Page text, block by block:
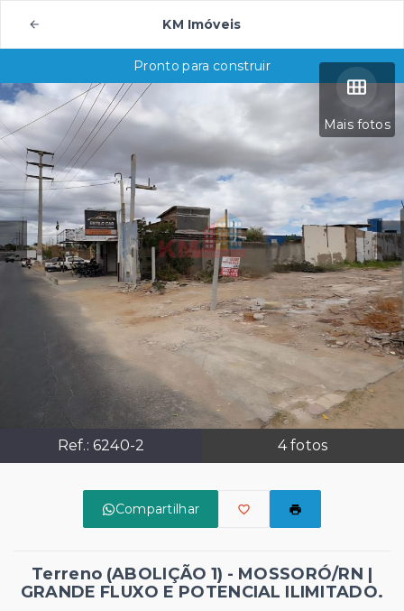
KM Imóveis
Mais fotos
Ref.: 6240-2 4fotos
Pronto para construir
Compartilhar
Terreno (ABOLIÇÃO 1) - MOSSORÓ/RN |
GRANDE FLUXO E POTENCIAL ILIMITADO.